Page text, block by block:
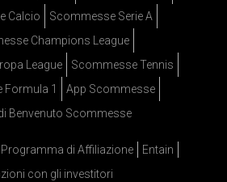
Calcio
Scommesse Serie A
Champions League
League
Scommesse Tennis
1
App Scommesse
Benvenuto Scommesse
Programma di Affiliazione
Entain
con gli investitori